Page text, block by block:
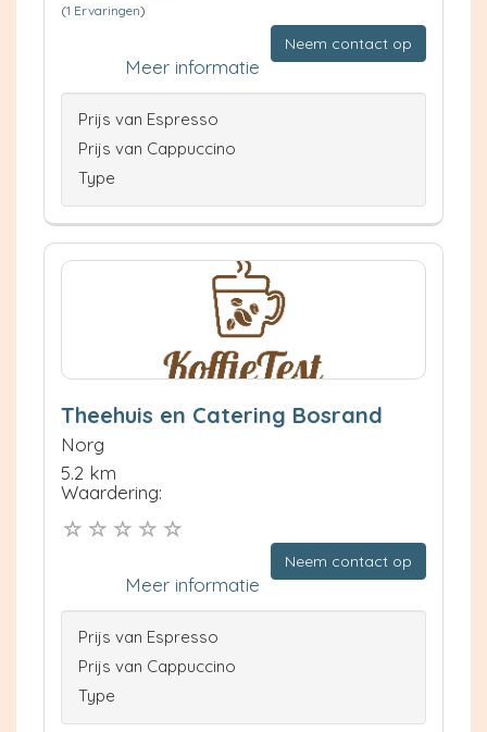
(1 Ervaringen)
Neem contact op
Meer informatie
Prijs van Espresso
Prijs van Cappuccino
Type
Theehuis en Catering Bosrand
Norg
5.2 km
Waardering:
Neem contact op
Meer informatie
Prijs van Espresso
Prijs van Cappuccino
Type